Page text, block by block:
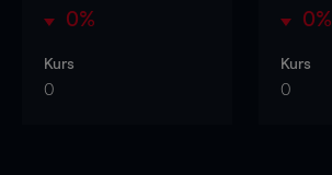
0%
Kurs
0
0%
Kurs
0